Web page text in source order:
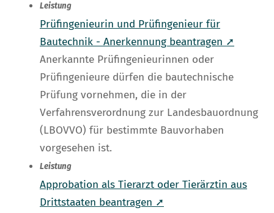
Leistung
Prüfingenieurin und Prüfingenieur für
Bautechnik - Anerkennung beantragen ➚
Anerkannte Prüfingenieurinnen oder
Prüfingenieure dürfen die bautechnische
Prüfung vornehmen, die in der
Verfahrensverordnung zur Landesbauordnung
(LBOVVO) für bestimmte Bauvorhaben
vorgesehen ist.
Leistung
Approbation als Tierarzt oder Tierärztin aus
Drittstaaten beantragen ➚